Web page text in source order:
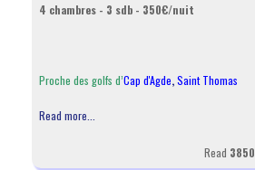
4 chambres - 3 sdb - 350€/nuit
Proche des golfs d’Cap d'Agde,Saint Thomas
Read more...
Read 3850